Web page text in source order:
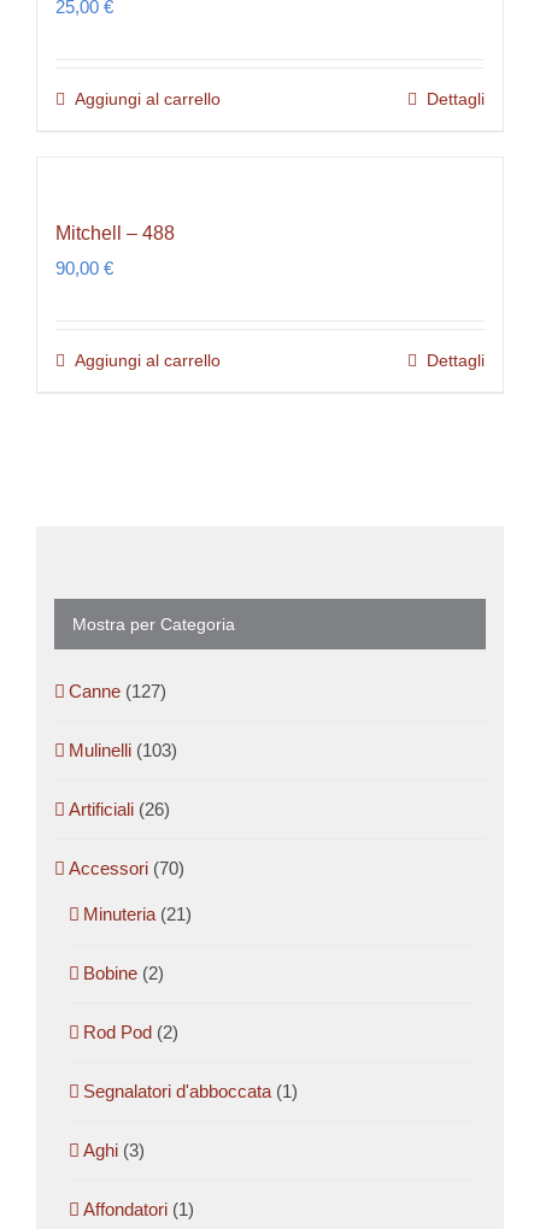
25,00 €
Aggiungi al carrello Dettagli
Mitchell – 488
90,00 €
Aggiungi al carrello Dettagli
Mostra per Categoria
Canne (127)
Mulinelli (103)
Artificiali (26)
Accessori (70)
Minuteria (21)
Bobine (2)
Rod Pod (2)
Segnalatori d'abboccata (1)
Aghi (3)
Affondatori (1)